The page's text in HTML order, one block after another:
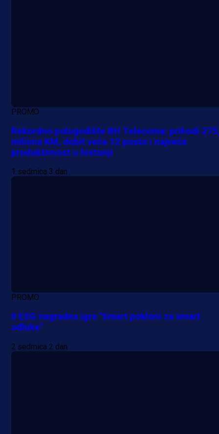
PROMO
Rekordno polugodište BH Telecoma: prihodi
miliona KM, dobit veća 12 posto i najveća
produktivnost u historiji
1 sedmica 3 dan
PROMO
II ESG nagradna igra "Smart pokloni za smart
odluke"
2 sedmica 2 dan